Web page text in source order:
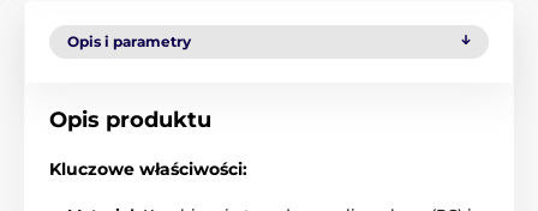
Opis i parametry
Opis produktu
Kluczowe właściwości: